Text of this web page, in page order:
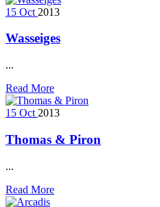
15 Oct 2013
Wasseiges
...
Read More
15 Oct 2013
Thomas & Piron
...
Read More